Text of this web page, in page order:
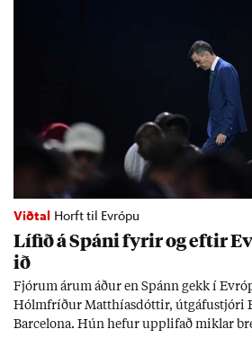
Viðtal Horft til Evrópu
Líf­ið á Spáni fyr­ir og eft­ir
ið
Fjór­um ár­um áð­ur en Spánn gekk í
Hólm­fríð­ur Matth­ías­dótt­ir, út­gáfu­stjóri
Barcelona. Hún hef­ur upp­lif­að mikl­ar